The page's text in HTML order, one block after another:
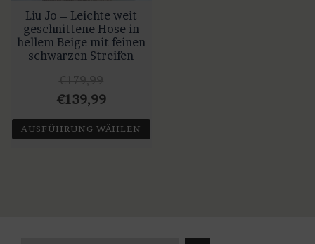
Liu Jo – Leichte weit
geschnittene Hose in
hellem Beige mit feinen
schwarzen Streifen
Ursprünglicher
Preis
war:
€139,99Aktueller
Preis
ist:
AUSFÜHRUNG WÄHLEN